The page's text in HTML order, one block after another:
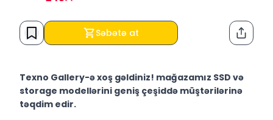
Səbətə at
Texno Gallery-ə xoş gəldiniz! mağazamız SSD və
storage modellərini geniş çeşiddə müştərilərinə
təqdim edir.